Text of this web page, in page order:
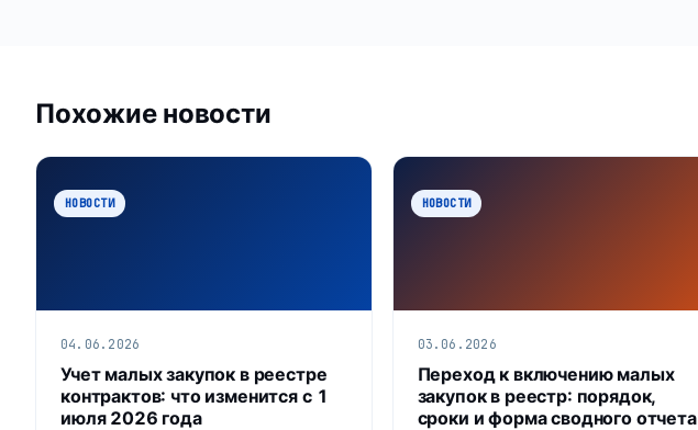
Похожие новости
НОВОСТИ
04.06.2026
Учет малых закупок в реестре
контрактов: что изменится с 1
июля 2026 года
НОВОСТИ
03.06.2026
Переход к включению малых
закупок в реестр: порядок,
сроки и форма сводного отчета